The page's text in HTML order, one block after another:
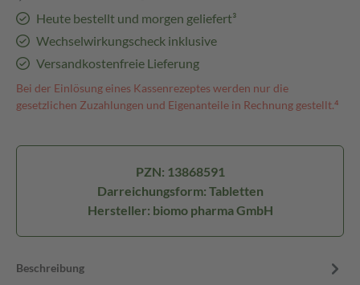
Heute bestellt und morgen geliefert³
Wechselwirkungscheck inklusive
Versandkostenfreie Lieferung
Bei der Einlösung eines Kassenrezeptes werden nur die
gesetzlichen Zuzahlungen und Eigenanteile in Rechnung gestellt.⁴
PZN: 13868591
Darreichungsform: Tabletten
Hersteller: biomo pharma GmbH
Beschreibung